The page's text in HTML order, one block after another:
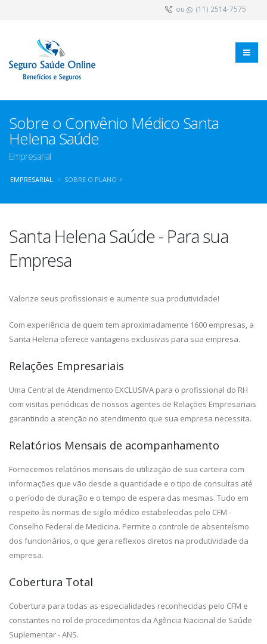
ou (11) 2514-7575
Sobre o Convênio Médico Santa
Helena Saúde
Empresarial
EMPRESARIAL SOBRE O PLANO
Santa Helena Saúde - Para sua
Empresa
Valorize seus profissionais e aumente sua produtividade!
Com experiência de quem tem aproximadamente 1600 empresas, a
Santa Helena oferece vantagens exclusivas para sua empresa.
Relações Empresariais
Uma Central de Atendimento EXCLUSIVA para o profissional do RH
com visitas periódicas de nossos agentes de Relações Empresariais
garantindo a atenção no atendimento que sua empresa necessita.
Relatórios Mensais de acompanhamento
Fornecemos relatórios mensais de utilização de sua carteira com
informações que vão desde a quantidade e o tipo de consultas até
o período de duração e o tempo de espera das mesmas. Tudo em
respeito às normas de sigilo médico estabelecidas pelo CFM -
Conselho Federal de Medicina. Permite o controle de absenteísmo
dos funcionários, o que gera reflexos diretos na produtividade da
empresa.
Cobertura Total
Cobertura para todas as especialidades reconhecidas pelo CFM e
constantes no rol de procedimentos da Agência Nacional de Saúde
Suplementar - ANS.